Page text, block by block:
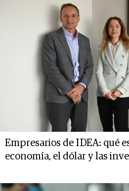
Empresarios de IDEA: qué
economía, el dólar y las